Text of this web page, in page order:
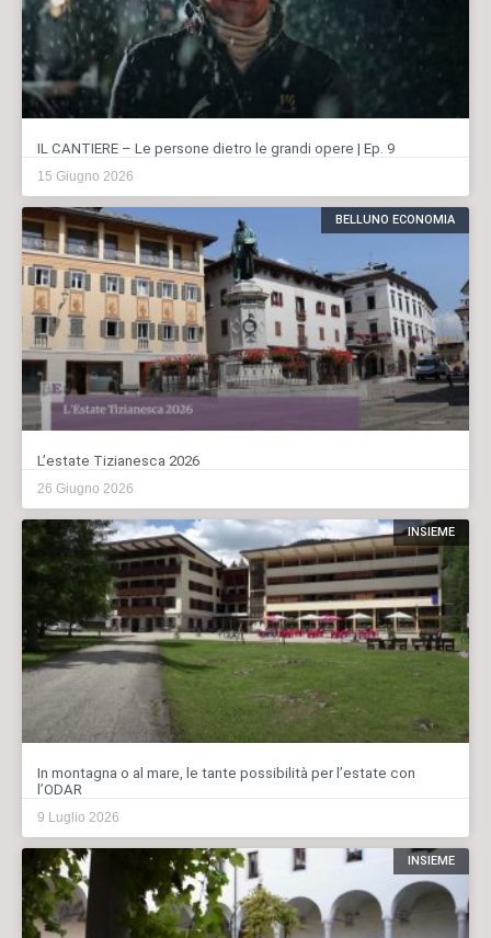
IL CANTIERE – Le persone dietro le grandi opere | Ep. 9
15 Giugno 2026
BELLUNO ECONOMIA
L’estate Tizianesca 2026
26 Giugno 2026
INSIEME
In montagna o al mare, le tante possibilità per l’estate con
l’ODAR
9 Luglio 2026
INSIEME